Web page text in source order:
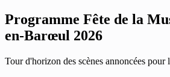
Programme Fête de la
en-Barœul 2026
Tour d'horizon des scènes annoncées pour